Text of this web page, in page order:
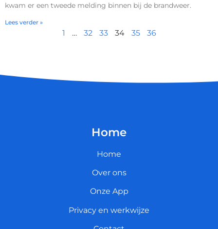
kwam er een tweede melding binnen bij de brandweer.
Lees verder »
1 … 32 33 34 35 36
Home
Home
Over ons
Onze App
Privacy en werkwijze